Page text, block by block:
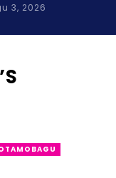
3, 2026